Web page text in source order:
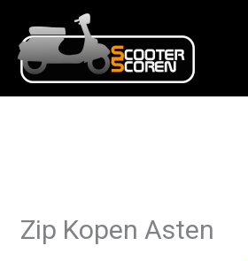
naar
inhoud
Zip Kopen Asten